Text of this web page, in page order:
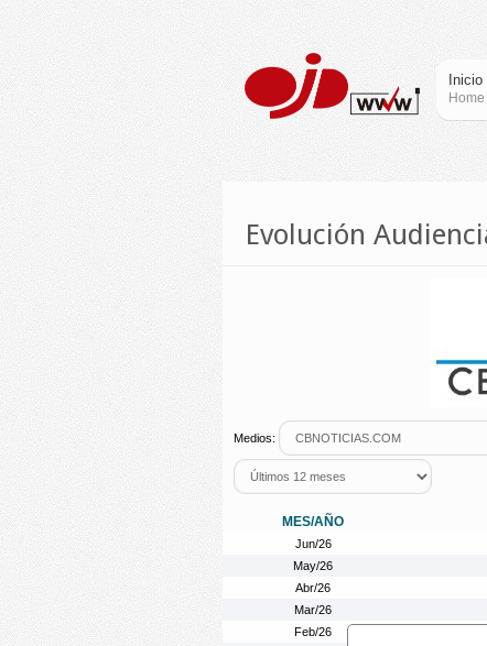
Inicio
Home
Evolución
Medios:
MES/AÑO
Jun/26
May/26
Abr/26
Mar/26
Feb/26